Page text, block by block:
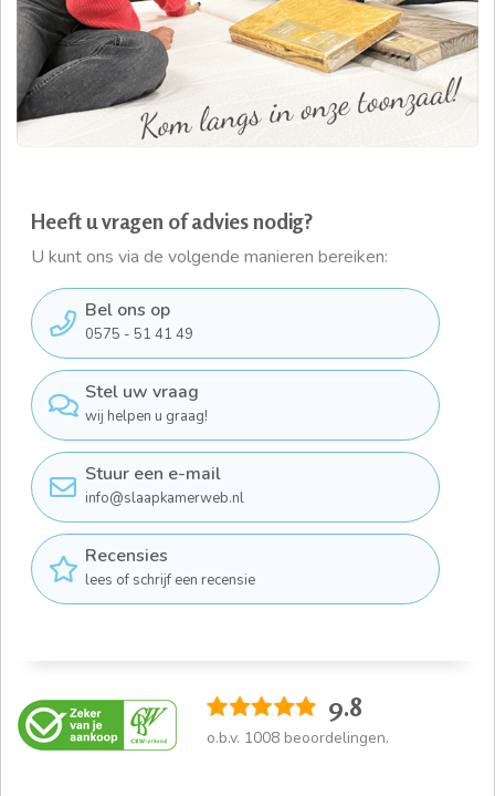
Heeft u vragen of advies nodig?
U kunt ons via de volgende manieren bereiken:
Bel ons op
0575 - 51 41 49
Stel uw vraag
wij helpen u graag!
Stuur een e-mail
info@slaapkamerweb.nl
Recensies
lees of schrijf een recensie
9.8
o.b.v. 1008 beoordelingen.